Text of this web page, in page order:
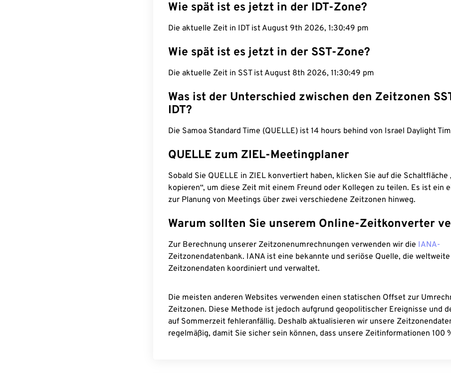
Wie spät ist es jetzt in der IDT-Zone?
Die aktuelle Zeit in IDT ist August 9th 2026, 1:30:50 pm
Wie spät ist es jetzt in der SST-Zone?
Die aktuelle Zeit in SST ist August 8th 2026, 11:30:50 pm
Was ist der Unterschied zwischen den Zeitzonen
IDT?
Die Samoa Standard Time (QUELLE) ist 14 hours behind von Israel Daylight
QUELLE zum ZIEL-Meetingplaner
Sobald Sie QUELLE in ZIEL konvertiert haben, klicken Sie auf die Schaltfläche
kopieren“, um diese Zeit mit einem Freund oder Kollegen zu teilen. Es ist ein
zur Planung von Meetings über zwei verschiedene Zeitzonen hinweg.
Warum sollten Sie unserem Online-Zeitkonverter
Zur Berechnung unserer Zeitzonenumrechnungen verwenden wir die IANA-
Zeitzonendatenbank. IANA ist eine bekannte und seriöse Quelle, die weltweite
Zeitzonendaten koordiniert und verwaltet.
Die meisten anderen Websites verwenden einen statischen Offset zur
Zeitzonen. Diese Methode ist jedoch aufgrund geopolitischer Ereignisse und
auf Sommerzeit fehleranfällig. Deshalb aktualisieren wir unsere
regelmäßig, damit Sie sicher sein können, dass unsere Zeitinformationen 100